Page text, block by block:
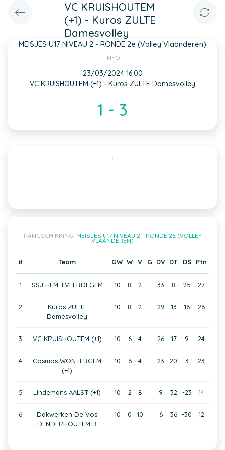
VC KRUISHOUTEM
(+1) - Kuros ZULTE
Damesvolley
MEISJES U17 NIVEAU 2 - RONDE 2e (Volley Vlaanderen)
INFO
23/03/2024 16:00
VC KRUISHOUTEM (+1) - Kuros ZULTE Damesvolley
1 - 3
,
RANGSCHIKKING: MEISJES U17 NIVEAU 2 - RONDE 2E (VOLLEY
VLAANDEREN)
# Team GW W V G DV DT DS Ptn
1 SSJ HEMELVEERDEGEM 10 8 2 33 8 25 27
2
Kuros ZULTE
Damesvolley
10 8 2 29 13 16 26
3 VC KRUISHOUTEM (+1) 10 6 4 26 17 9 24
4
Cosmos WONTERGEM
(+1)
10 6 4 23 20 3 23
5 Lindemans AALST (+1) 10 2 8 9 32 -23 14
6
Dakwerken De Vos
DENDERHOUTEM B
10 0 10 6 36 -30 12